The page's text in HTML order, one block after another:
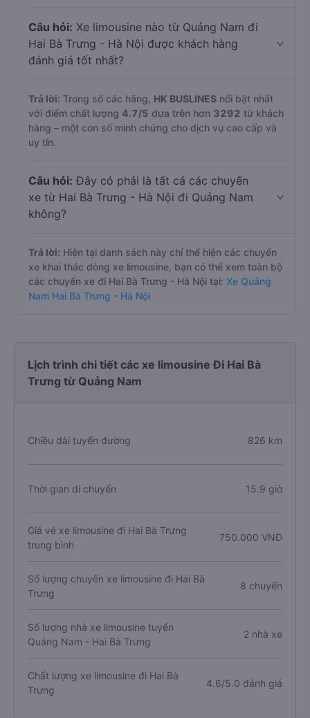
Câu hỏi: Xe limousine nào từ Quảng Nam đi
Hai Bà Trưng - Hà Nội được khách hàng
đánh giá tốt nhất?
Trả lời: Trong số các hãng, HK BUSLINES nổi bật nhất
với điểm chất lượng 4.7/5 dựa trên hơn 3292 từ khách
hàng – một con số minh chứng cho dịch vụ cao cấp và
uy tín.
Câu hỏi: Đây có phải là tất cả các chuyến
xe từ Hai Bà Trưng - Hà Nội đi Quảng Nam
không?
Trả lời: Hiện tại danh sách này chỉ thể hiện các chuyến
xe khai thác dòng xe limousine, bạn có thể xem toàn bộ
các chuyến xe đi Hai Bà Trưng - Hà Nội tại: Xe Quảng
Nam Hai Bà Trưng - Hà Nội
Lịch trình chi tiết các xe limousine Đi Hai Bà
Trưng từ Quảng Nam
Chiều dài tuyến đường 826 km
Thời gian di chuyển 15.9 giờ
Giá vé xe limousine đi Hai Bà Trưng
trung bình
750.000 VNĐ
Số lượng chuyến xe limousine đi Hai Bà
Trưng
8 chuyến
Số lượng nhà xe limousine tuyến
Quảng Nam - Hai Bà Trưng
2 nhà xe
Chất lượng xe limousine đi Hai Bà
Trưng
4.6/5.0 đánh giá